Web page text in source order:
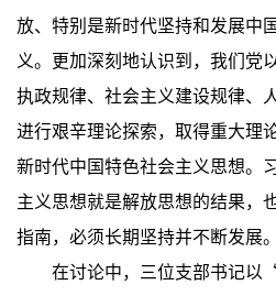
放、特别是新时代坚持和发展中
义。更加深刻地认识到，我们党
执政规律、社会主义建设规律、
进行艰辛理论探索，取得重大理
新时代中国特色社会主义思想。
主义思想就是解放思想的结果，
指南，必须长期坚持并不断发展。
在讨论中，三位支部书记以“